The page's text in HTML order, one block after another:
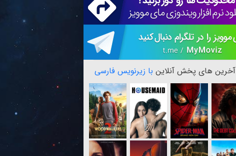
آخرین های پخش آنلاین با زیرنویس فارسی